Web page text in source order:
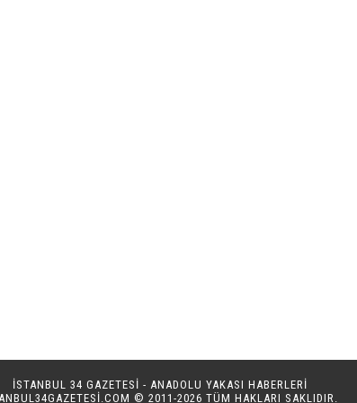
İSTANBUL 34 GAZETESİ - ANADOLU YAKASI HABERLERİ
© 2011-2026 TÜM HAKLARI SAKLIDIR.